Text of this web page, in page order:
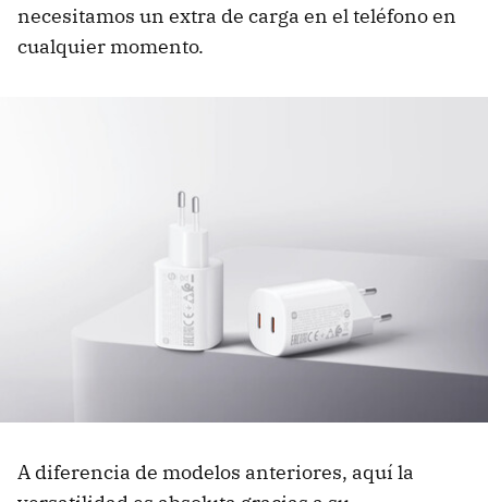
necesitamos un extra de carga en el teléfono en
cualquier momento.
A diferencia de modelos anteriores, aquí la